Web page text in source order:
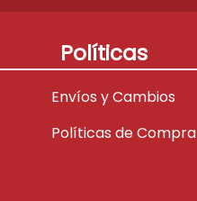
Políticas
Envíos y Cambios
Políticas de Compra